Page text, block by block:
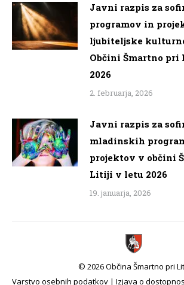
Javni razpis za
programov in
ljubiteljske
Občini Šmartno
2026
2. februarja, 2026
Javni razpis za
mladinskih
projektov v občini
Litiji v letu 2026
19. januarja, 2026
© 2026 Občina Šmartno pri
Varstvo osebnih podatkov | Izjava o